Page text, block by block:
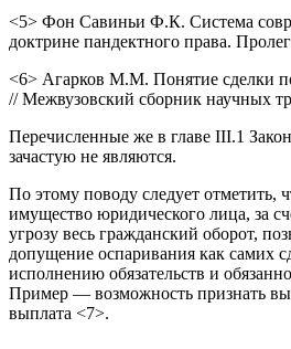
<5> Фон Савиньи Ф.К. Система
доктрине пандектного права.
<6> Агарков М.М. Понятие сделки
// Межвузовский сборник научных
Перечисленные же в главе III.1
зачастую не являются.
По этому поводу следует отметить,
имущество юридического лица, за
угрозу весь гражданский оборот,
допущение оспаривания как самих
исполнению обязательств и
Пример — возможность признать
выплата <7>.